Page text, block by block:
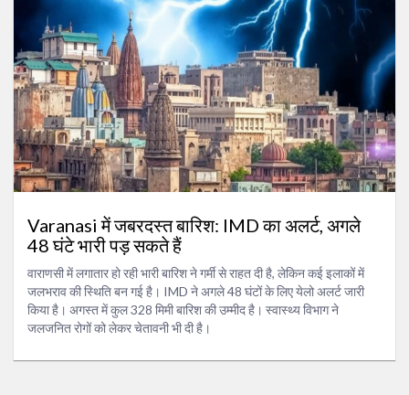
Varanasi में जबरदस्त बारिश: IMD का अलर्ट, अगले
48 घंटे भारी पड़ सकते हैं
वाराणसी में लगातार हो रही भारी बारिश ने गर्मी से राहत दी है, लेकिन कई इलाकों में
जलभराव की स्थिति बन गई है। IMD ने अगले 48 घंटों के लिए येलो अलर्ट जारी
किया है। अगस्त में कुल 328 मिमी बारिश की उम्मीद है। स्वास्थ्य विभाग ने
जलजनित रोगों को लेकर चेतावनी भी दी है।